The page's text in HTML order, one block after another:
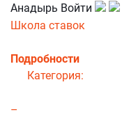
Анадырь Войти
Школа ставок
Подробности
Категория:
–